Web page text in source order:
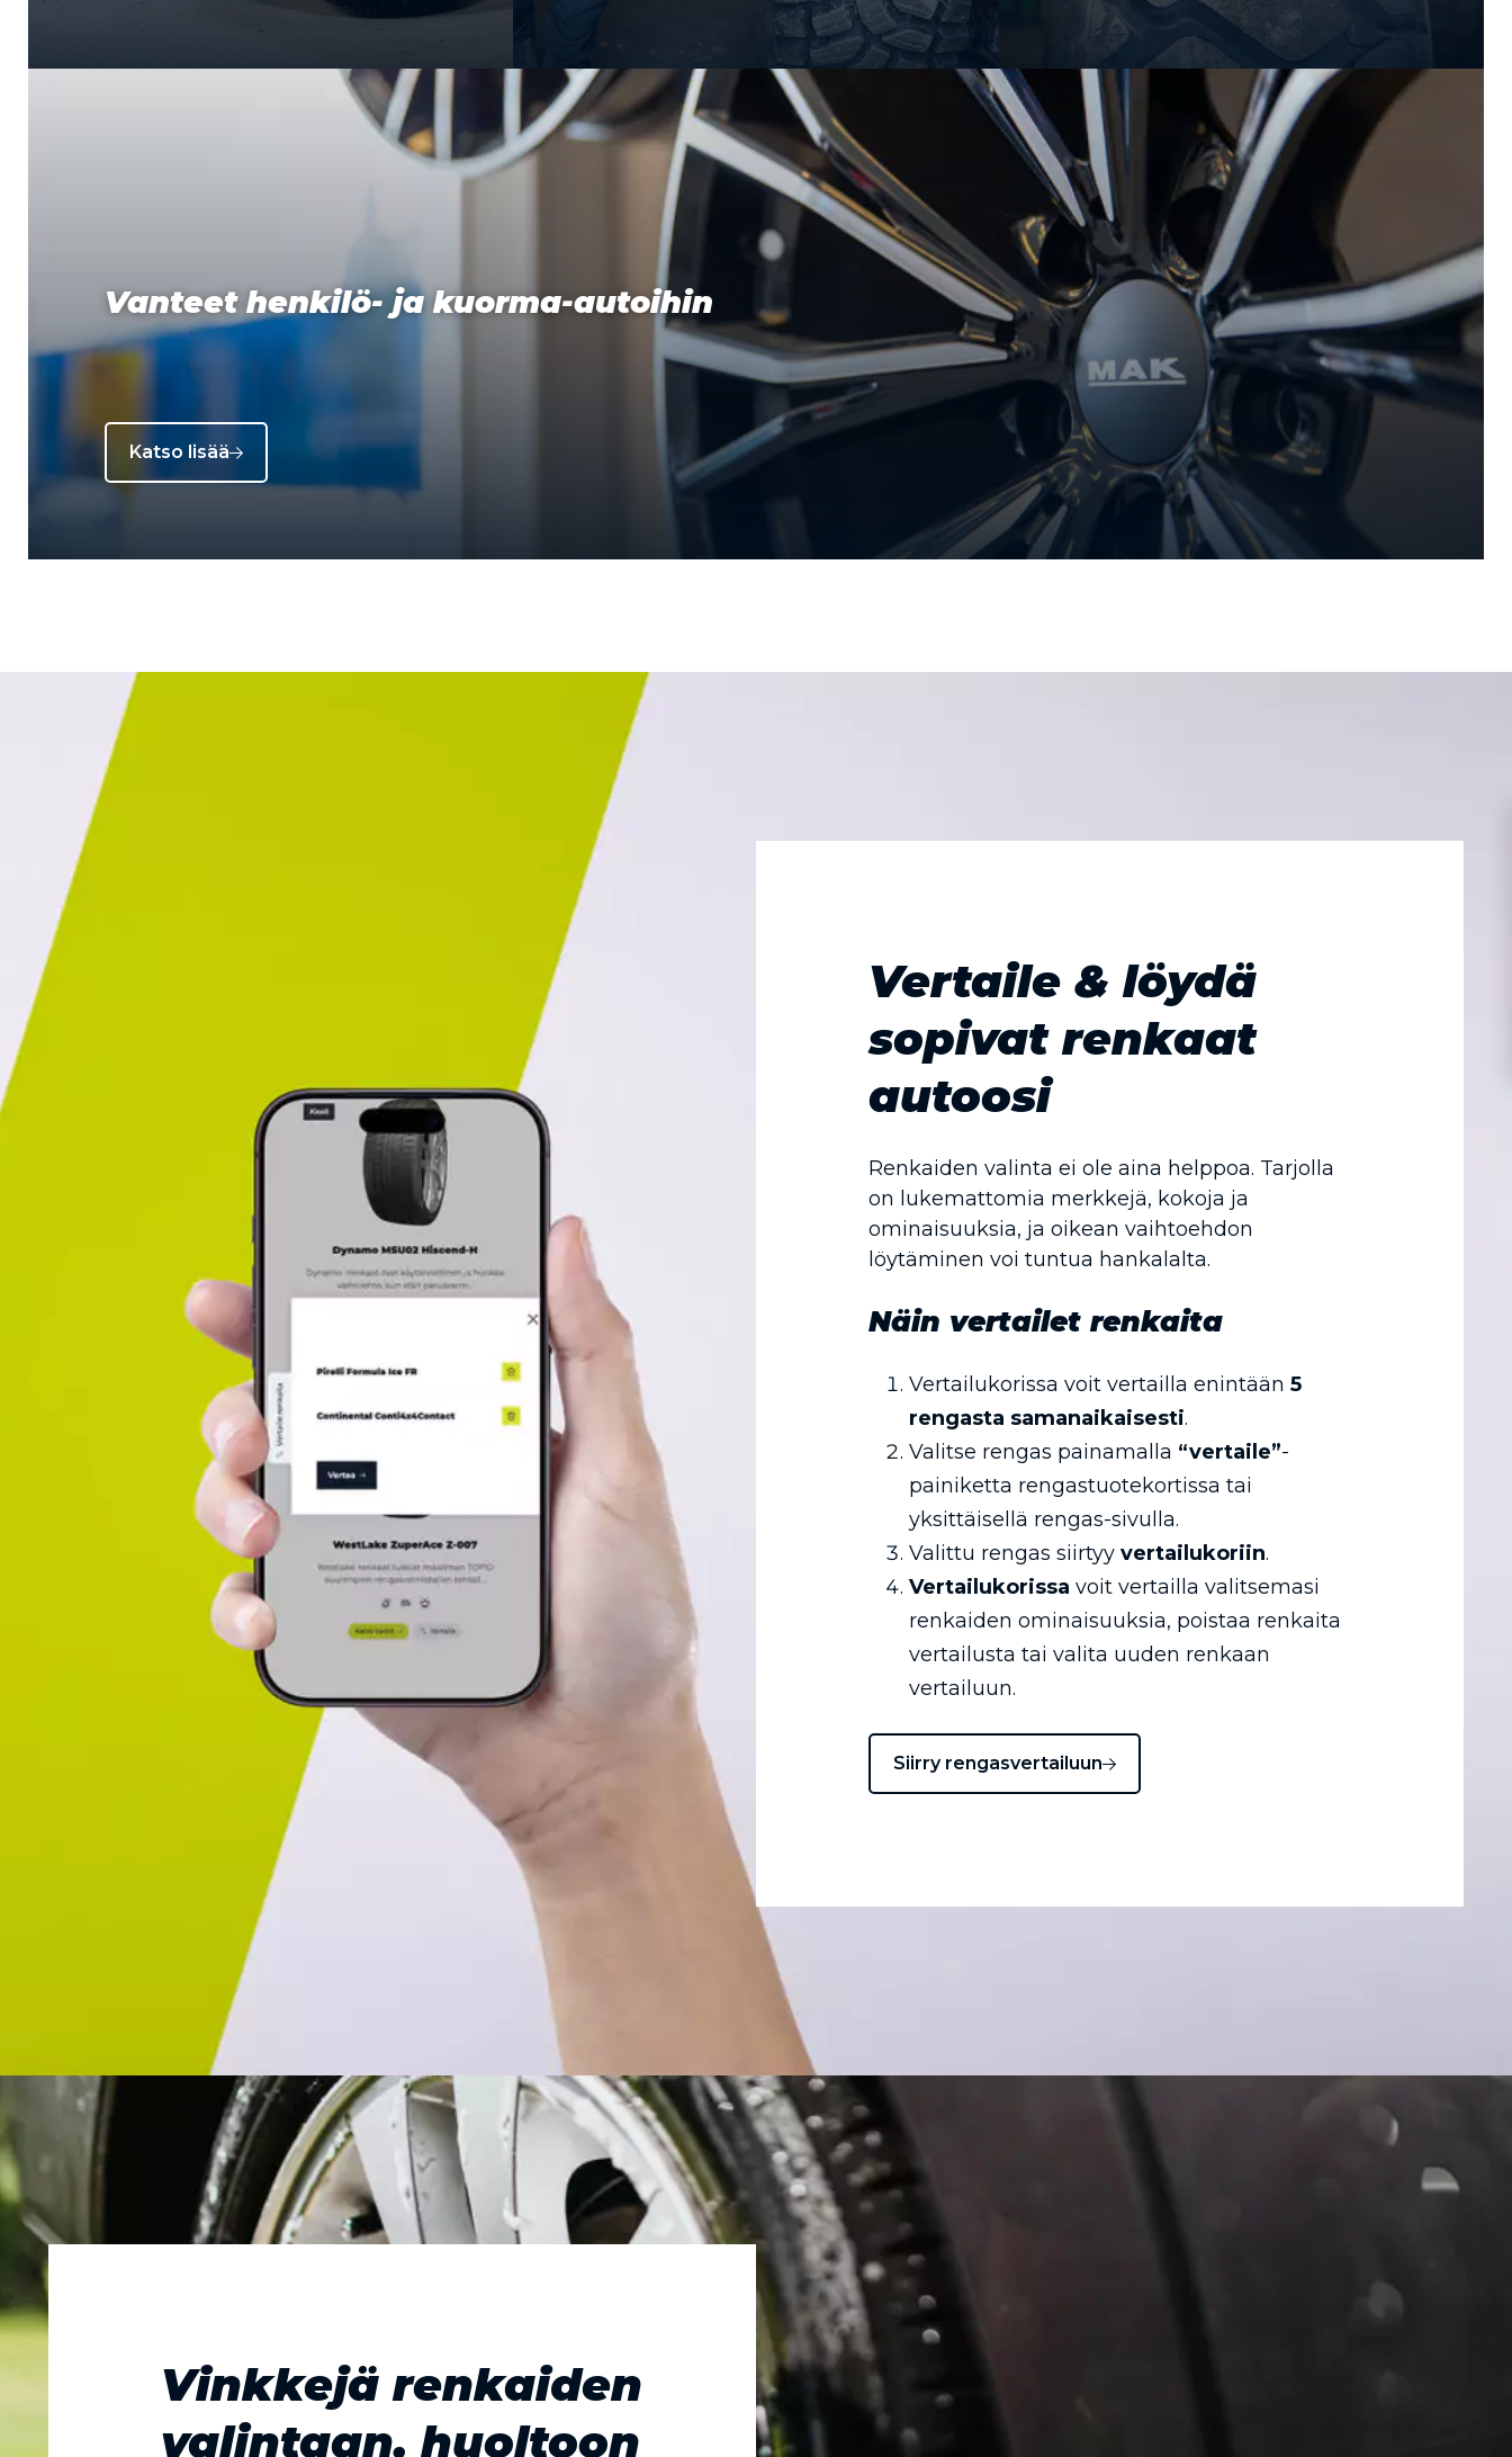
Vanteet henkilö- ja kuorma-autoihin
Katso lisää
Vertaile & löydä
sopivat renkaat
autoosi
Renkaiden valinta ei ole aina helppoa. Tarjolla
on lukemattomia merkkejä, kokoja ja
ominaisuuksia, ja oikean vaihtoehdon
löytäminen voi tuntua hankalalta.
Näin vertailet renkaita
Vertailukorissa voit vertailla enintään 5
rengasta samanaikaisesti.
Valitse rengas painamalla “vertaile”-
painiketta rengastuotekortissa tai
yksittäisellä rengas-sivulla.
Valittu rengas siirtyy vertailukoriin.
Vertailukorissa voit vertailla valitsemasi
renkaiden ominaisuuksia, poistaa renkaita
vertailusta tai valita uuden renkaan
vertailuun.
Siirry rengasvertailuun
Vinkkejä renkaiden
valintaan, huoltoon